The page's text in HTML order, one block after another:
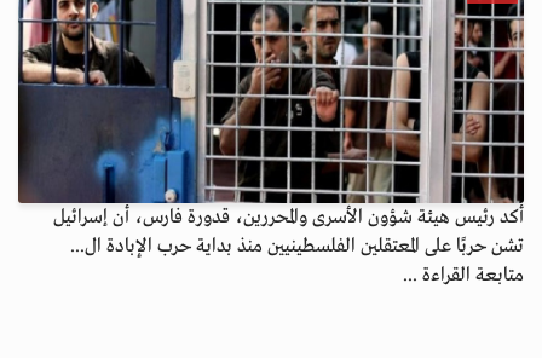
أكد رئيس هيئة شؤون الأسرى والمحررين، قدورة فارس، أن إسرائيل
تشن حربًا على المعتقلين الفلسطينيين منذ بداية حرب الإبادة ال...
متابعة القراءة ...